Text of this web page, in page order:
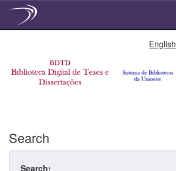
English
Search
Search: